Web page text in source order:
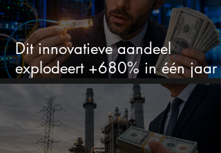
Dit innovatieve aandeel
explodeert +680% in één jaar
en blijft maar stijgen